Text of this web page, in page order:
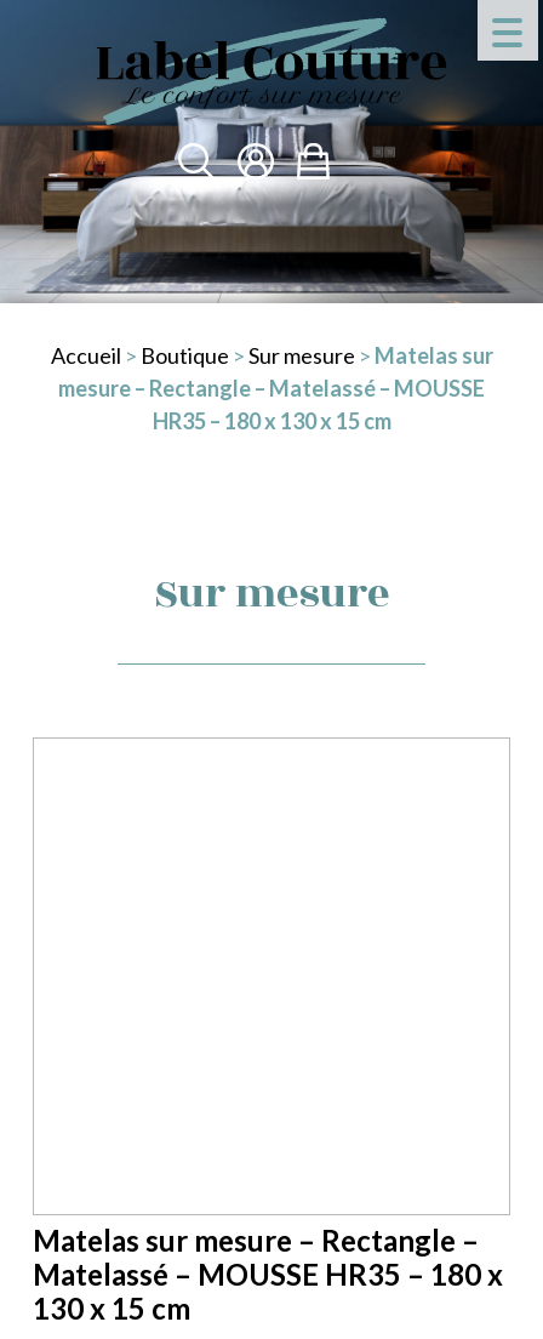
Accueil > Boutique >Sur mesure > Matelas sur
mesure – Rectangle – Matelassé – MOUSSE
HR35 – 180 x 130 x 15 cm
Sur mesure
Matelas sur mesure – Rectangle –
Matelassé – MOUSSE HR35 – 180 x
130 x 15 cm